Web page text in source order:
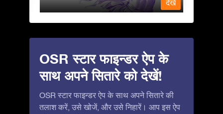
देखें
OSR स्टार फाइन्डर ऐप के
साथ अपने सितारे को देखें!
OSR स्टार फाइन्डर ऐप के साथ अपने सितारे की
तलाश करें, उसे खोजें, और उसे निहारें। आप इस ऐप